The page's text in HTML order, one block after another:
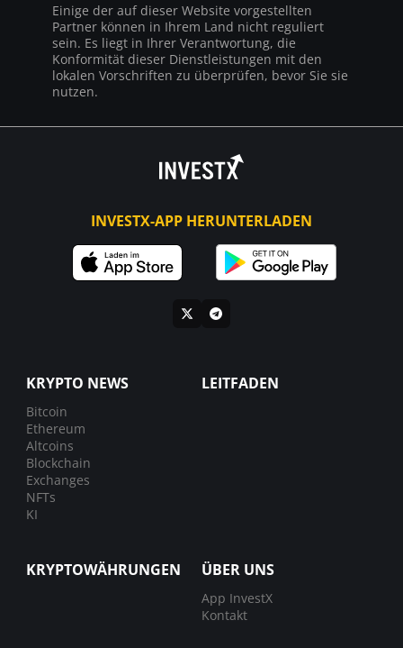
Einige der auf dieser Website vorgestellten
Partner können in Ihrem Land nicht reguliert
sein. Es liegt in Ihrer Verantwortung, die
Konformität dieser Dienstleistungen mit den
lokalen Vorschriften zu überprüfen, bevor Sie sie
nutzen.
INVESTX-APP HERUNTERLADEN
KRYPTO NEWS
Bitcoin
Ethereum
Altcoins
Blockchain
Exchanges
NFTs
KI
LEITFADEN
KRYPTOWÄHRUNGEN ÜBER UNS
App InvestX
Kontakt